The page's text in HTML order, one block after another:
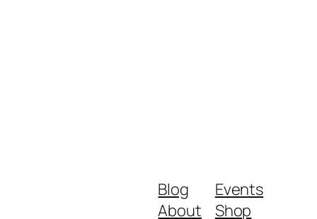
Blog
About
Events
Shop